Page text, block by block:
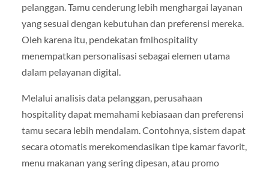
pelanggan. Tamu cenderung lebih menghargai layanan
yang sesuai dengan kebutuhan dan preferensi mereka.
Oleh karena itu, pendekatan fmlhospitality
menempatkan personalisasi sebagai elemen utama
dalam pelayanan digital.
Melalui analisis data pelanggan, perusahaan
hospitality dapat memahami kebiasaan dan preferensi
tamu secara lebih mendalam. Contohnya, sistem dapat
secara otomatis merekomendasikan tipe kamar favorit,
menu makanan yang sering dipesan, atau promo